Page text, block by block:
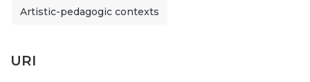
Artistic-pedagogic contexts
URI